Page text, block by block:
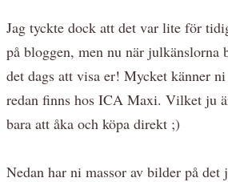
Jag tyckte dock att det var lite för
på bloggen, men nu när julkänslorna
det dags att visa er! Mycket känner
redan finns hos ICA Maxi. Vilket ju
bara att åka och köpa direkt ;)
Nedan har ni massor av bilder på det